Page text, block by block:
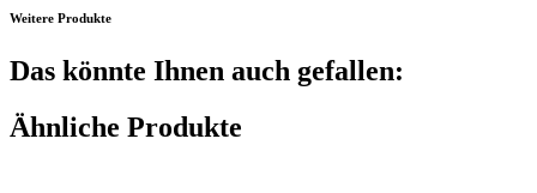
Weitere Produkte
Das könnte Ihnen auch gefallen:
Ähnliche Produkte